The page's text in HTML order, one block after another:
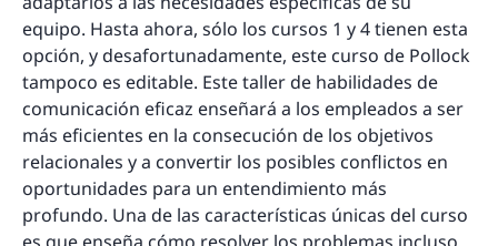
equipo. Hasta ahora, sólo los cursos 1 y 4 tienen esta
opción, y desafortunadamente, este curso de Pollock
tampoco es editable. Este taller de habilidades de
comunicación eficaz enseñará a los empleados a ser
más eficientes en la consecución de los objetivos
relacionales y a convertir los posibles conflictos en
oportunidades para un entendimiento más
profundo. Una de las características únicas del curso